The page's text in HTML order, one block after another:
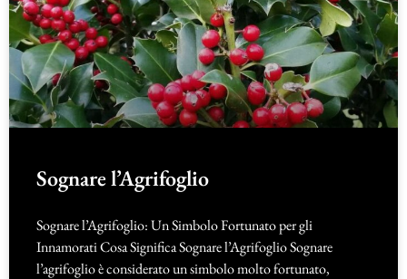
Sognare l’Agrifoglio
Sognare l’Agrifoglio: Un Simbolo Fortunato per gli
Innamorati Cosa Significa Sognare l’Agrifoglio Sognare
l’agrifoglio è considerato un simbolo molto fortunato,